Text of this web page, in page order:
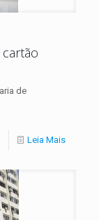
de
Leia Mais